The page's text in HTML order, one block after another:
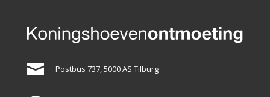
 Postbus 737, 5000 AS Tilburg